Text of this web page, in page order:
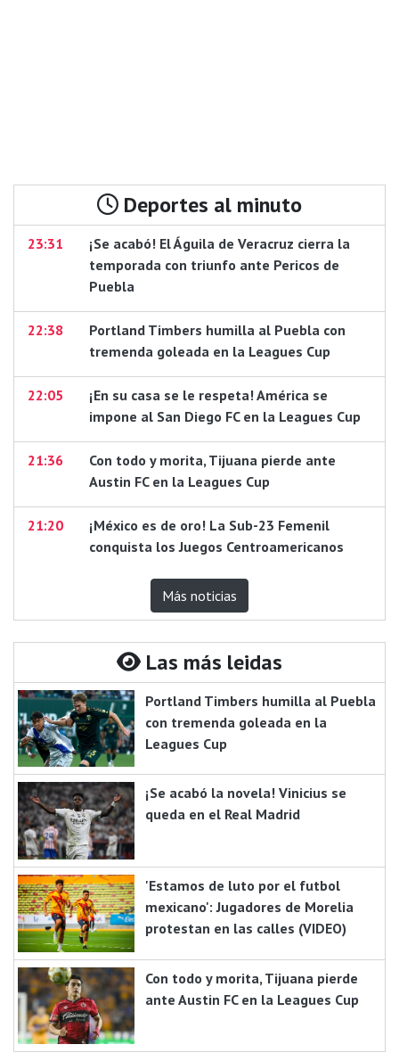
Deportes al minuto
23:31
¡Se acabó! El Águila de Veracruz cierra la
temporada con triunfo ante Pericos de
Puebla
22:38
Portland Timbers humilla al Puebla con
tremenda goleada en la Leagues Cup
22:05
¡En su casa se le respeta! América se
impone al San Diego FC en la Leagues Cup
21:36
Con todo y morita, Tijuana pierde ante
Austin FC en la Leagues Cup
21:20
¡México es de oro! La Sub-23 Femenil
conquista los Juegos Centroamericanos
Más noticias
Las más leidas
Portland Timbers humilla al Puebla
con tremenda goleada en la
Leagues Cup
¡Se acabó la novela! Vinicius se
queda en el Real Madrid
'Estamos de luto por el futbol
mexicano': Jugadores de Morelia
protestan en las calles (VIDEO)
Con todo y morita, Tijuana pierde
ante Austin FC en la Leagues Cup